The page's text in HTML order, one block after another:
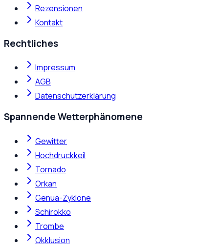
Rezensionen
Kontakt
Rechtliches
Impressum
AGB
Datenschutzerklärung
Spannende Wetterphänomene
Gewitter
Hochdruckkeil
Tornado
Orkan
Genua-Zyklone
Schirokko
Trombe
Okklusion